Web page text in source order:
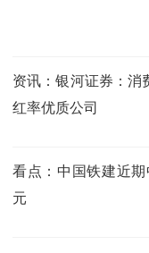
资讯：银河证券：消
红率优质公司
看点：中国铁建近
元